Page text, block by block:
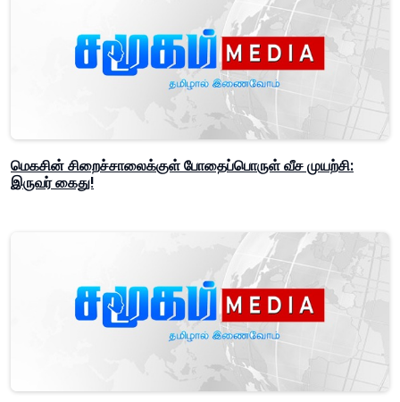
மெகசின் சிறைச்சாலைக்குள் போதைப்பொருள் வீச முயற்சி:
இருவர் கைது!